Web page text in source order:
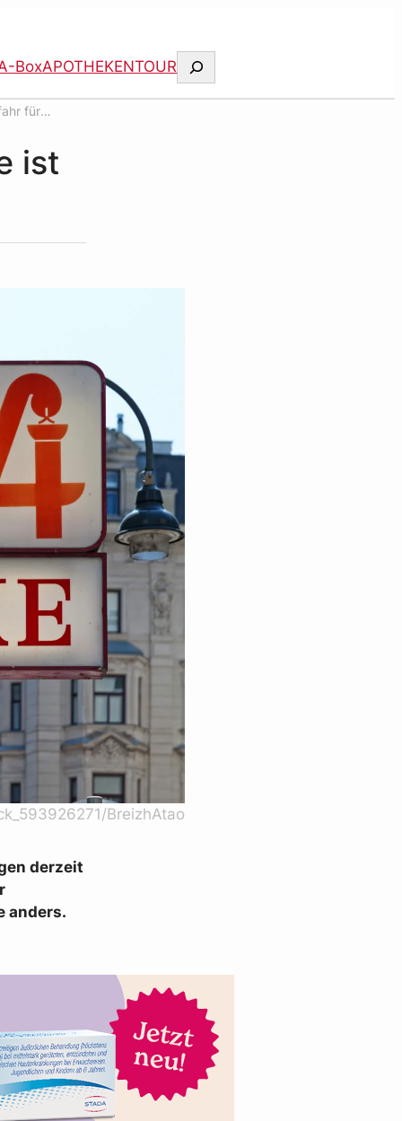
BoxAPOTHEKENTOUR Suchen
für
ist
BreizhAtao
derzeit
anders.